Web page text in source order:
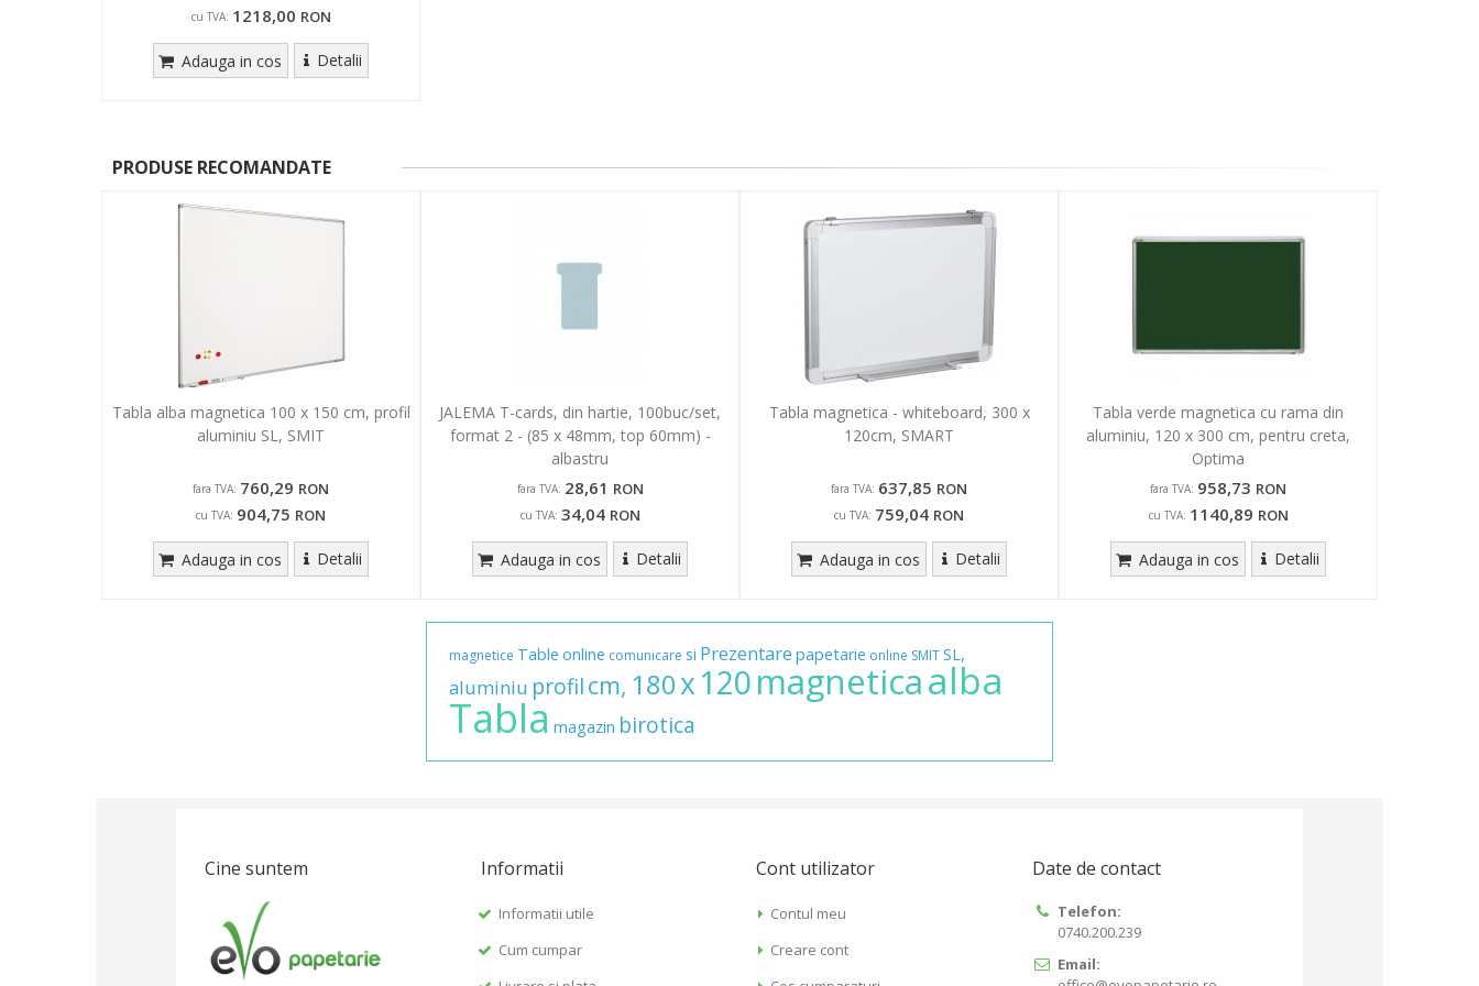
cu TVA: 1218,00 RON
Adauga in cos Detalii
PRODUSE RECOMANDATE
Tabla alba magnetica 100 x 150 cm, profil
aluminiu SL, SMIT
fara TVA: 760,29 RON
cu TVA: 904,75 RON
Adauga in cos Detalii
JALEMA T-cards, din hartie, 100buc/set,
format 2 - (85 x 48mm, top 60mm) -
albastru
fara TVA: 28,61 RON
cu TVA: 34,04 RON
Adauga in cos Detalii
Tabla magnetica - whiteboard, 300 x
120cm, SMART
fara TVA: 637,85 RON
cu TVA: 759,04 RON
Adauga in cos Detalii
Tabla verde magnetica cu rama din
aluminiu, 120 x 300 cm, pentru creta,
Optima
fara TVA: 958,73 RON
cu TVA: 1140,89 RON
Adauga in cos Detalii
magnetice Table online comunicare si Prezentare papetarie online SMITSL,
aluminiu profilcm, 180x120magneticaalba
Tabla magazin birotica
Cine suntem Informatii
Informatii utile
Cum cumpar
Cont utilizator
Contul meu
Creare cont
Date de contact
Telefon:
0740.200.239
Email: